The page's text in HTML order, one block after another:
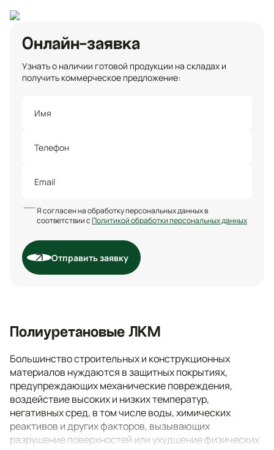
Онлайн-заявка
Узнать о наличии готовой продукции на складах и
получить коммерческое предложение:
Я согласен на обработку персональных данных в
соответствии сПолитикой обработки персональных данных
Отправить заявку
Полиуретановые ЛКМ
Большинство строительных и конструкционных
материалов нуждаются в защитных покрытиях,
предупреждающих механические повреждения,
воздействие высоких и низких температур,
негативных сред, в том числе воды, химических
реактивов и других факторов, вызывающих
разрушение поверхностей или ухудшение физических